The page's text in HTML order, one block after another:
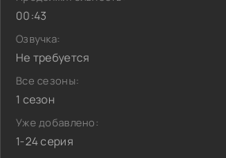
00:43
Озвучка:
Не требуется
Все сезоны:
1 сезон
Уже добавлено:
1-24 серия